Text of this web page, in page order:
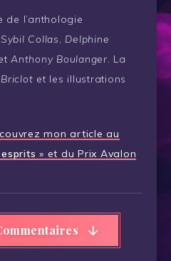
de l’anthologie
Sybil Collas, Delphine
Anthony Boulanger. La
et les illustrations
mon article au
» et du Prix Avalon